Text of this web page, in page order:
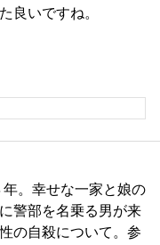
良いですね。
。幸せな一家と娘の
警部を名乗る男が来
の自殺について。参